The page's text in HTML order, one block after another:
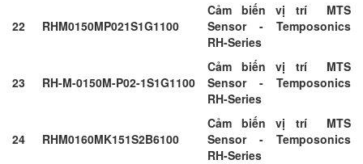
22 RHM0150MP021S1G1100
Cảm biến vị trí MTS
Sensor - Temposonics
RH-Series
23 RH-M-0150M-P02-1S1G1100
Cảm biến vị trí MTS
Sensor - Temposonics
RH-Series
24 RHM0160MK151S2B6100
Cảm biến vị trí MTS
Sensor - Temposonics
RH-Series